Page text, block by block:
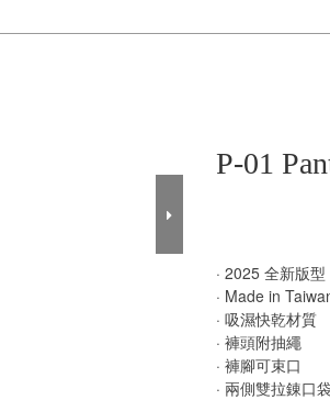
P-01
· 2025 全新版型
· Made in
· 吸濕快乾材質
· 褲頭附抽繩
· 褲腳可束口
· 兩側雙拉錬口